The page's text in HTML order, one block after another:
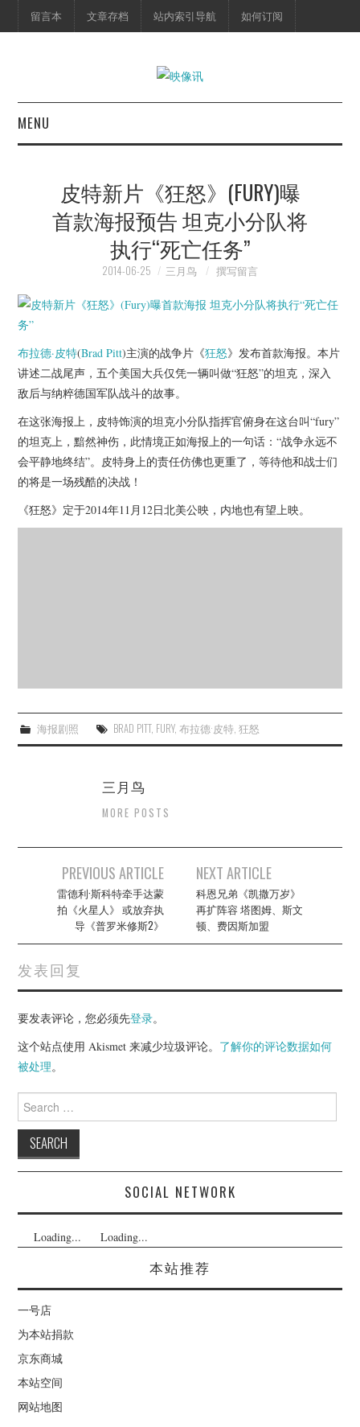
留言本 文章存档 站内索引导航 如何订阅
MENU
映像快讯
杂七杂八
电影档期
推荐电影
皮特新片《狂怒》(FURY)曝
首款海报预告 坦克小分队将
执行“死亡任务”
2014-06-25 三月鸟 撰写留言
布拉德·皮特(Brad Pitt)主演的战争片《狂怒》发布首款海报。本片
讲述二战尾声，五个美国大兵仅凭一辆叫做“狂怒”的坦克，深入
敌后与纳粹德国军队战斗的故事。
在这张海报上，皮特饰演的坦克小分队指挥官俯身在这台叫“fury”
的坦克上，黯然神伤，此情境正如海报上的一句话：“战争永远不
会平静地终结”。皮特身上的责任仿佛也更重了，等待他和战士们
的将是一场残酷的决战！
《狂怒》定于2014年11月12日北美公映，内地也有望上映。
海报剧照 BRAD PITT, FURY, 布拉德·皮特, 狂怒
三月鸟
MORE POSTS
navigation
PREVIOUS ARTICLE
雷德利·斯科特牵手达蒙
拍《火星人》 或放弃执
导《普罗米修斯2》
NEXT ARTICLE
科恩兄弟《凯撒万岁》
再扩阵容 塔图姆、斯文
顿、费因斯加盟
发表回复
要发表评论，您必须先登录。
这个站点使用 Akismet 来减少垃圾评论。 了解你的评论数据如何
被处理。
Search
for:
SOCIAL NETWORK
Loading... Loading...
本站推荐
一号店
为本站捐款
京东商城
本站空间
网站地图